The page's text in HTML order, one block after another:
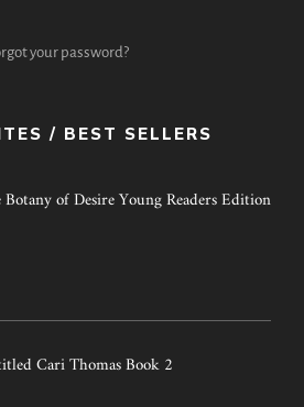
your password?
/ BEST SELLERS
of Desire Young Readers Edition
Cari Thomas Book 2